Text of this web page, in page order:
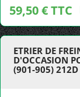
59,50 € TTC
ETRIER DE
D'OCCASION
(901-905) 212D